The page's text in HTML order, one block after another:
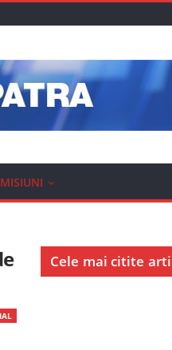
Cele mai citite